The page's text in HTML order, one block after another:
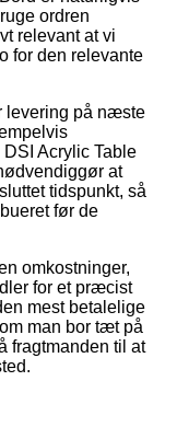
ordren
relevant at vi
for den relevante
levering på næste
Acrylic Table
at
tidspunkt, så
før de
omkostninger,
for et præcist
mest betalelige
man bor tæt på
fragtmanden til at